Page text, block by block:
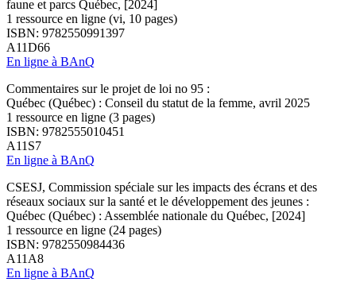
faune et parcs Québec, [2024]
1 ressource en ligne (vi, 10 pages)
ISBN: 9782550991397
A11D66
En ligne à BAnQ
Commentaires sur le projet de loi no 95 :
Québec (Québec) : Conseil du statut de la femme, avril 2025
1 ressource en ligne (3 pages)
ISBN: 9782555010451
A11S7
En ligne à BAnQ
CSESJ, Commission spéciale sur les impacts des écrans et des
réseaux sociaux sur la santé et le développement des jeunes :
Québec (Québec) : Assemblée nationale du Québec, [2024]
1 ressource en ligne (24 pages)
ISBN: 9782550984436
A11A8
En ligne à BAnQ